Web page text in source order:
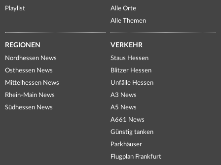
Playlist
Alle Orte
Alle Themen
REGIONEN
Nordhessen News
Osthessen News
Mittelhessen News
Rhein-Main News
Südhessen News
VERKEHR
Staus Hessen
Blitzer Hessen
Unfälle Hessen
A3 News
A5 News
A661 News
Günstig tanken
Parkhäuser
Flugplan Frankfurt